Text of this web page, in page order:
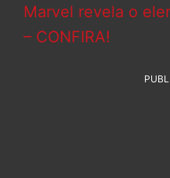
Marvel revela o
– CONFIRA!